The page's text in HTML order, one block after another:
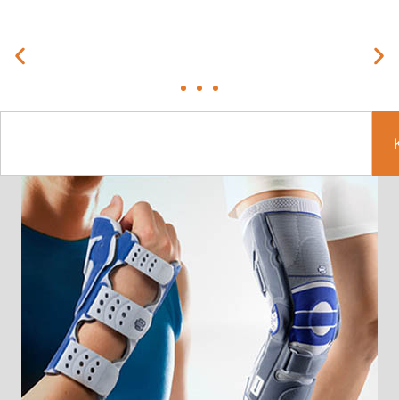
BIZOTTSÁG SZERVEZETI ÉS MŰKÖDÉSI
SZABÁLYZATA